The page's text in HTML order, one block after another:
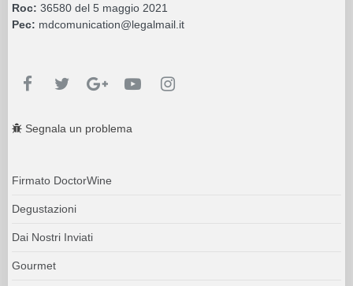
Roc: 36580 del 5 maggio 2021
Pec: mdcomunication@legalmail.it
Segnala un problema
Firmato DoctorWine
Degustazioni
Dai Nostri Inviati
Gourmet